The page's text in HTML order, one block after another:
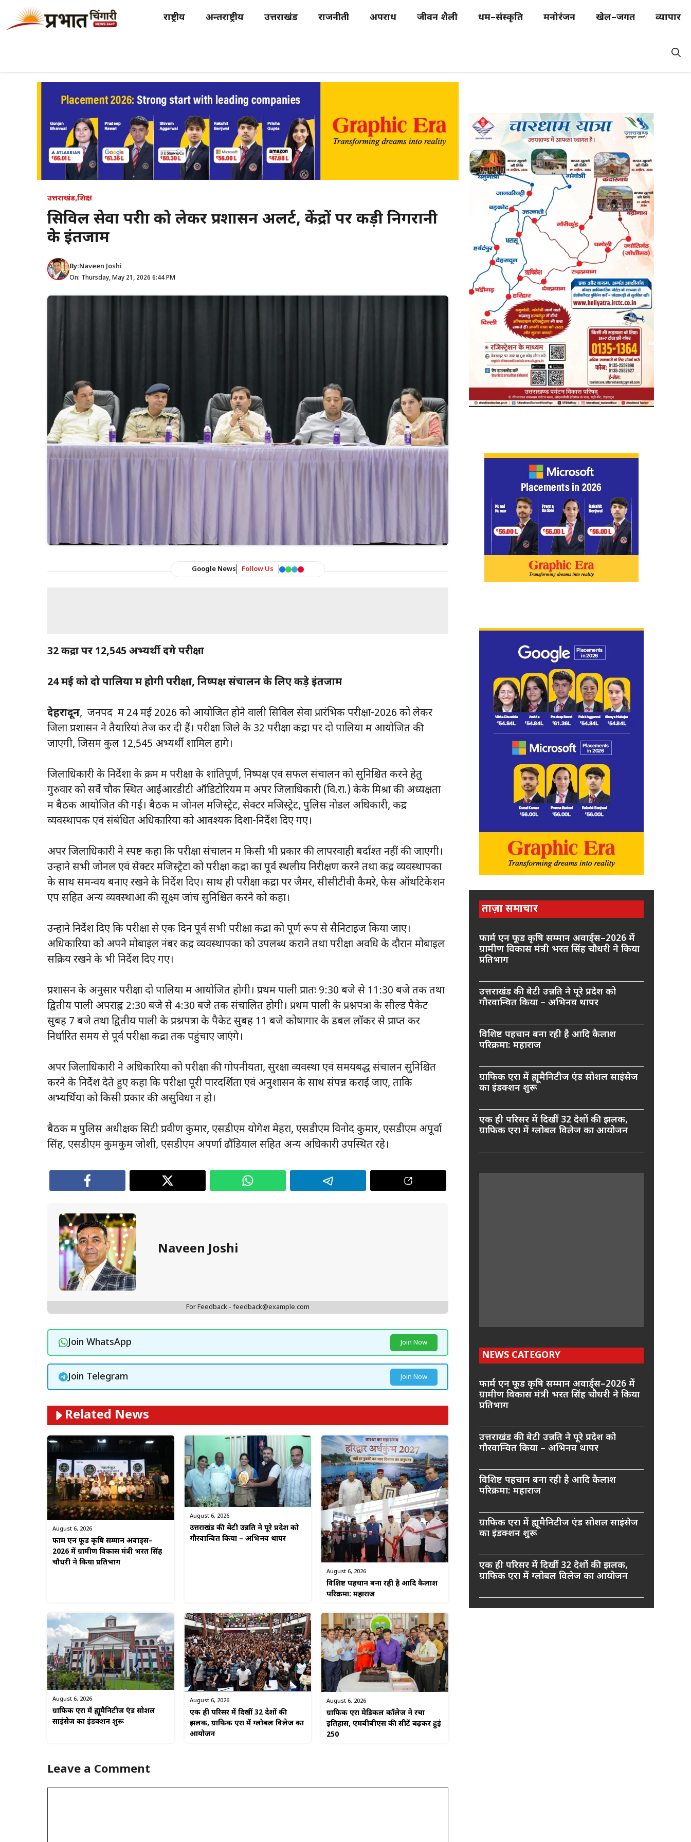
राष्ट्रीय अन्तर्राष्ट्रीय उत्तराखंड राजनीती अपराध जीवन शैली धर्म–संस्कृति मनोरंजन खेल–जगत व्यापार
उत्तराखंड,शिक्षा
सिविल सेवा परीक्षा को लेकर प्रशासन अलर्ट, केंद्रों पर कड़ी निगरानी
के इंतजाम
By:Naveen Joshi
On: Thursday, May 21, 2026 6:44 PM
Google News Follow Us
32 केंद्रों पर 12,545 अभ्यर्थी देंगे परीक्षा
24 मई को दो पालियों में होगी परीक्षा, निष्पक्ष संचालन के लिए कड़े इंतजाम
देहरादून, जनपद में 24 मई 2026 को आयोजित होने वाली सिविल सेवा प्रारंभिक परीक्षा-2026 को लेकर
जिला प्रशासन ने तैयारियां तेज कर दी हैं। परीक्षा जिले के 32 परीक्षा केंद्रों पर दो पालियों में आयोजित की
जाएगी, जिसमें कुल 12,545 अभ्यर्थी शामिल होंगे।
जिलाधिकारी के निर्देशों के क्रम में परीक्षा के शांतिपूर्ण, निष्पक्ष एवं सफल संचालन को सुनिश्चित करने हेतु
गुरुवार को सर्वे चौक स्थित आईआरडीटी ऑडिटोरियम में अपर जिलाधिकारी (वि.रा.) केके मिश्रा की अध्यक्षता
में बैठक आयोजित की गई। बैठक में जोनल मजिस्ट्रेट, सेक्टर मजिस्ट्रेट, पुलिस नोडल अधिकारी, केंद्र
व्यवस्थापक एवं संबंधित अधिकारियों को आवश्यक दिशा-निर्देश दिए गए।
अपर जिलाधिकारी ने स्पष्ट कहा कि परीक्षा संचालन में किसी भी प्रकार की लापरवाही बर्दाश्त नहीं की जाएगी।
उन्होंने सभी जोनल एवं सेक्टर मजिस्ट्रेटों को परीक्षा केंद्रों का पूर्व स्थलीय निरीक्षण करने तथा केंद्र व्यवस्थापकों
के साथ समन्वय बनाए रखने के निर्देश दिए। साथ ही परीक्षा केंद्रों पर जैमर, सीसीटीवी कैमरे, फेस ऑथेंटिकेशन
एप सहित अन्य व्यवस्थाओं की सूक्ष्म जांच सुनिश्चित करने को कहा।
उन्होंने निर्देश दिए कि परीक्षा से एक दिन पूर्व सभी परीक्षा केंद्रों को पूर्ण रूप से सैनिटाइज किया जाए।
अधिकारियों को अपने मोबाइल नंबर केंद्र व्यवस्थापकों को उपलब्ध कराने तथा परीक्षा अवधि के दौरान मोबाइल
सक्रिय रखने के भी निर्देश दिए गए।
प्रशासन के अनुसार परीक्षा दो पालियों में आयोजित होगी। प्रथम पाली प्रातः 9:30 बजे से 11:30 बजे तक तथा
द्वितीय पाली अपराह्न 2:30 बजे से 4:30 बजे तक संचालित होगी। प्रथम पाली के प्रश्नपत्रों के सील्ड पैकेट
सुबह 7 बजे तथा द्वितीय पाली के प्रश्नपत्रों के पैकेट सुबह 11 बजे कोषागार के डबल लॉकर से प्राप्त कर
निर्धारित समय से पूर्व परीक्षा केंद्रों तक पहुंचाए जाएंगे।
अपर जिलाधिकारी ने अधिकारियों को परीक्षा की गोपनीयता, सुरक्षा व्यवस्था एवं समयबद्ध संचालन सुनिश्चित
करने के निर्देश देते हुए कहा कि परीक्षा पूरी पारदर्शिता एवं अनुशासन के साथ संपन्न कराई जाए, ताकि
अभ्यर्थियों को किसी प्रकार की असुविधा न हो।
बैठक में पुलिस अधीक्षक सिटी प्रवीण कुमार, एसडीएम योगेश मेहरा, एसडीएम विनोद कुमार, एसडीएम अपूर्वा
सिंह, एसडीएम कुमकुम जोशी, एसडीएम अपर्णा ढौंडियाल सहित अन्य अधिकारी उपस्थित रहे।
Naveen Joshi
For Feedback - feedback@example.com
Join WhatsApp Join Now
Join Telegram Join Now
Related News
August 6, 2026
फार्म एन फूड कृषि सम्मान अवार्ड्स–
2026 में ग्रामीण विकास मंत्री भरत सिंह
चौधरी ने किया प्रतिभाग
August 6, 2026
उत्तराखंड की बेटी उन्नति ने पूरे प्रदेश को
गौरवान्वित किया – अभिनव थापर
August 6, 2026
विशिष्ट पहचान बना रही है आदि कैलाश
परिक्रमा: महाराज
August 6, 2026
ग्राफिक एरा में ह्यूमैनिटीज एंड सोशल
साइंसेज का इंडक्शन शुरू
August 6, 2026
एक ही परिसर में दिखीं 32 देशों की
झलक, ग्राफिक एरा में ग्लोबल विलेज का
आयोजन
August 6, 2026
ग्राफिक एरा मेडिकल कॉलेज ने रचा
इतिहास, एमबीबीएस की सीटें बढ़कर हुईं
250
Leave a Comment
ताज़ा समाचार
फार्म एन फूड कृषि सम्मान अवार्ड्स–2026 में
ग्रामीण विकास मंत्री भरत सिंह चौधरी ने किया
प्रतिभाग
उत्तराखंड की बेटी उन्नति ने पूरे प्रदेश को
गौरवान्वित किया – अभिनव थापर
विशिष्ट पहचान बना रही है आदि कैलाश
परिक्रमा: महाराज
ग्राफिक एरा में ह्यूमैनिटीज एंड सोशल साइंसेज
का इंडक्शन शुरू
एक ही परिसर में दिखीं 32 देशों की झलक,
ग्राफिक एरा में ग्लोबल विलेज का आयोजन
NEWS CATEGORY
फार्म एन फूड कृषि सम्मान अवार्ड्स–2026 में
ग्रामीण विकास मंत्री भरत सिंह चौधरी ने किया
प्रतिभाग
उत्तराखंड की बेटी उन्नति ने पूरे प्रदेश को
गौरवान्वित किया – अभिनव थापर
विशिष्ट पहचान बना रही है आदि कैलाश
परिक्रमा: महाराज
ग्राफिक एरा में ह्यूमैनिटीज एंड सोशल साइंसेज
का इंडक्शन शुरू
एक ही परिसर में दिखीं 32 देशों की झलक,
ग्राफिक एरा में ग्लोबल विलेज का आयोजन